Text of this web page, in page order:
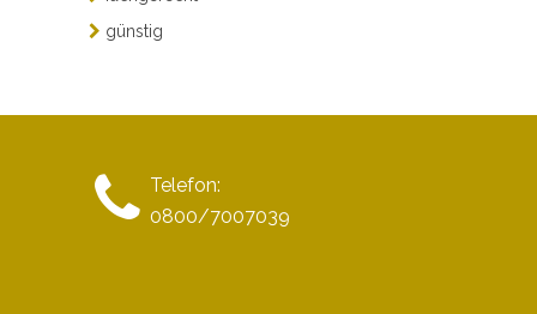
günstig
Telefon:
0800/7007039